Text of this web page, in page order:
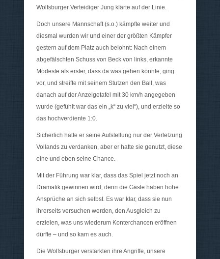
Wolfsburger Verteidiger Jung klärte auf der Linie.
Doch unsere Mannschaft (s.o.) kämpfte weiter und
diesmal wurden wir und einer der größten Kämpfer
gestern auf dem Platz auch belohnt: Nach einem
abgefälschten Schuss von Beck von links, erkannte
Modeste als erster, dass da was gehen könnte, ging
vor, und streifte mit seinem Stutzen den Ball, was
danach auf der Anzeigetafel mit 30 km/h angegeben
wurde (gefühlt war das ein „k“ zu viel“), und erzielte so
das hochverdiente 1:0.
Sicherlich hatte er seine Aufstellung nur der Verletzung
Vollands zu verdanken, aber er hatte sie genutzt, diese
eine und eben seine Chance.
Mit der Führung war klar, dass das Spiel jetzt noch an
Dramatik gewinnen wird, denn die Gäste haben hohe
Ansprüche an sich selbst. Es war klar, dass sie nun
ihrerseits versuchen werden, den Ausgleich zu
erzielen, was uns wiederum Konterchancen eröffnen
dürfte – und so kam es auch.
Die Wolfsburger verstärkten ihre Angriffe, unsere